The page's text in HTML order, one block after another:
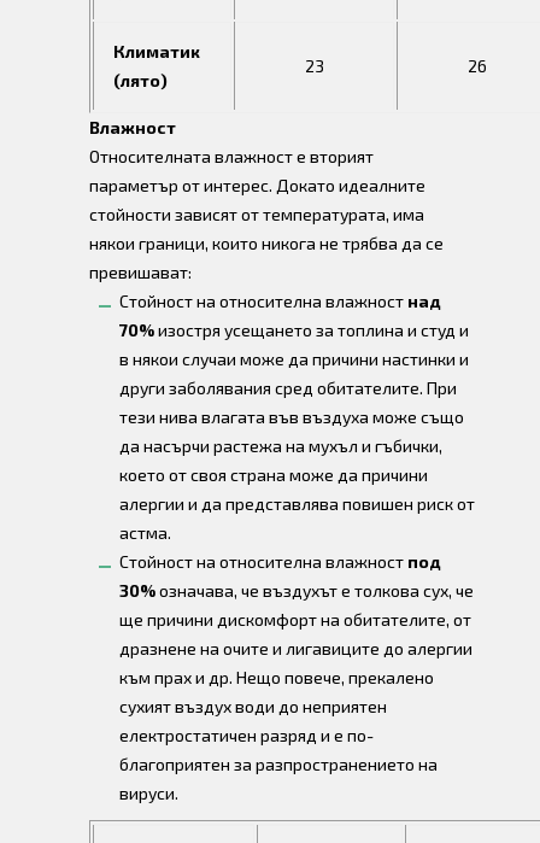
Климатик
(лято)
23 26
Влажност
Относителната влажност е вторият
параметър от интерес. Докато идеалните
стойности зависят от температурата, има
някои граници, които никога не трябва да се
превишават:
Стойност на относителна влажност над
70%изостря усещането за топлина и студ и
в някои случаи може да причини настинки и
други заболявания сред обитателите. При
тези нива влагата във въздуха може също
да насърчи растежа на мухъл и гъбички,
което от своя страна може да причини
алергии и да представлява повишен риск от
астма.
Стойност на относителна влажност под
30%означава, че въздухът е толкова сух, че
ще причини дискомфорт на обитателите, от
дразнене на очите и лигавиците до алергии
към прах и др. Нещо повече, прекалено
сухият въздух води до неприятен
електростатичен разряд и е по-
благоприятен за разпространението на
вируси.